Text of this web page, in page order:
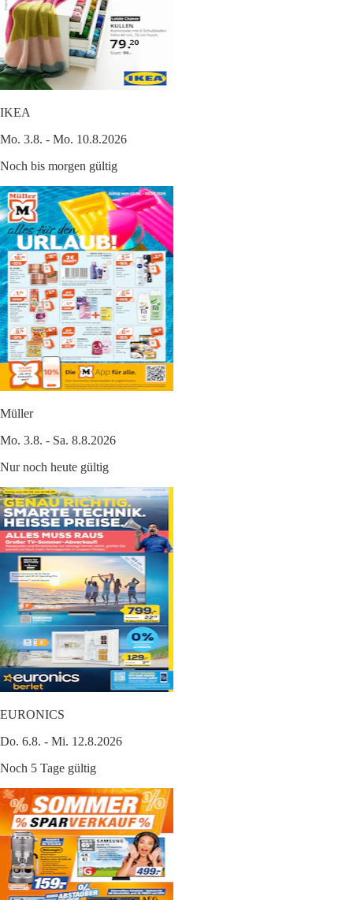
IKEA
Mo. 3.8. - Mo. 10.8.2026
Noch bis morgen gültig
Müller
Mo. 3.8. - Sa. 8.8.2026
Nur noch heute gültig
EURONICS
Do. 6.8. - Mi. 12.8.2026
Noch 5 Tage gültig